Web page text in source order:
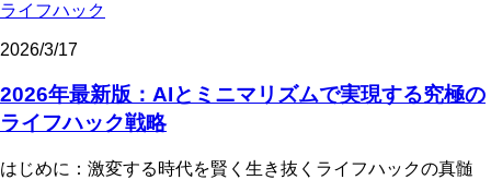
ライフハック
2026/3/17
2026年最新版：AIとミニマリズムで実現する究極の
ライフハック戦略
はじめに：激変する時代を賢く生き抜くライフハックの真髄